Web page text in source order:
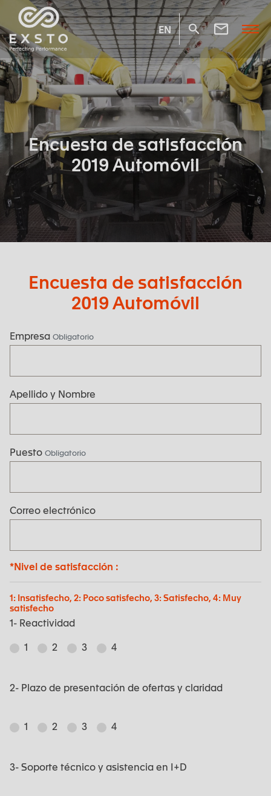
EN
Encuesta de satisfacción
2019 Automóvil
Encuesta de satisfacción
2019 Automóvil
Empresa Obligatorio
Apellido y Nombre
Puesto Obligatorio
Correo electrónico
*Nivel de satisfacción :
1: Insatisfecho, 2: Poco satisfecho, 3: Satisfecho, 4: Muy
satisfecho
1- Reactividad
1
2 3 4
2- Plazo de presentación de ofertas y claridad
1 2 3 4
3- Soporte técnico y asistencia en I+D